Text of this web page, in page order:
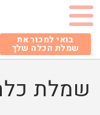
בואי למכור את
שמלת הכלה שלך
שמלת